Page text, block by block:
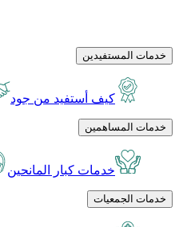
خدمات المستفيدين
كيف أستفيد من جود
خدمات المساهمين
خدمات كبار المانحين
خدمات الجمعيات